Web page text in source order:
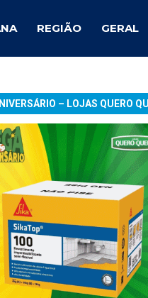
REGIÃO GERAL
– LOJAS QUERO